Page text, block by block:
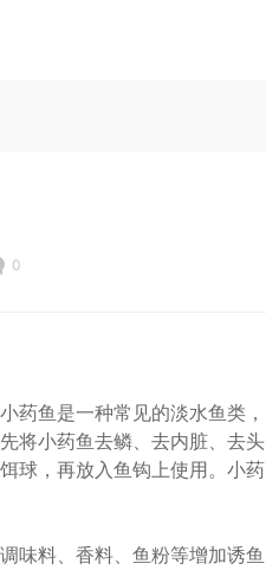
0
药鱼是一种常见的淡水鱼类，
将小药鱼去鳞、去内脏、去头
球，再放入鱼钩上使用。小药
味料、香料、鱼粉等增加诱鱼